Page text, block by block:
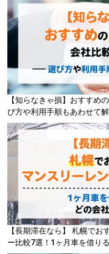
【知らなきゃ損】おすすめ
び方や利用手順もあわせて
【長期滞在なら】 札幌でお
ー比較7選！1ヶ月車を借り